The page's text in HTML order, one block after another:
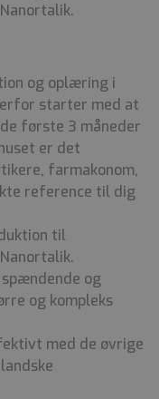
og oplæring i
starter med at
første 3 måneder
er det
farmakonom,
reference til dig
til
og
og kompleks
med de øvrige